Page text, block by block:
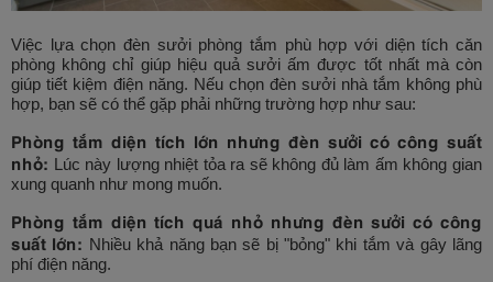
Việc lựa chọn đèn sưởi phòng tắm phù hợp với diện tích căn
phòng không chỉ giúp hiệu quả sưởi ấm được tốt nhất mà còn
giúp tiết kiệm điện năng. Nếu chọn đèn sưởi nhà tắm không phù
hợp, bạn sẽ có thể gặp phải những trường hợp như sau:
Phòng tắm diện tích lớn nhưng đèn sưởi có công suất
nhỏ: Lúc này lượng nhiệt tỏa ra sẽ không đủ làm ấm không gian
xung quanh như mong muốn.
Phòng tắm diện tích quá nhỏ nhưng đèn sưởi có công
suất lớn: Nhiều khả năng bạn sẽ bị "bỏng" khi tắm và gây lãng
phí điện năng.